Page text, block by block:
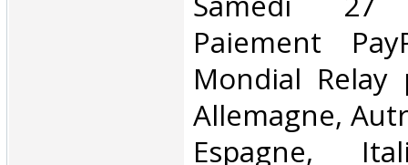
Paiement
Mondial
Allemagne,
Espagne,